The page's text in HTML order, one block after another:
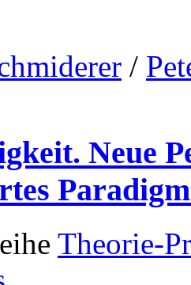
/
Neue
Theorie-